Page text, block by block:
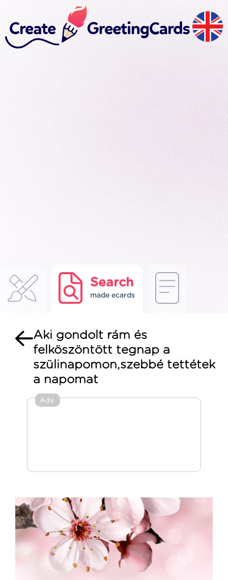
Search
made ecards
Aki gondolt rám és
felköszöntött tegnap a
szülinapomon,szebbé tettétek
a napomat
Ads